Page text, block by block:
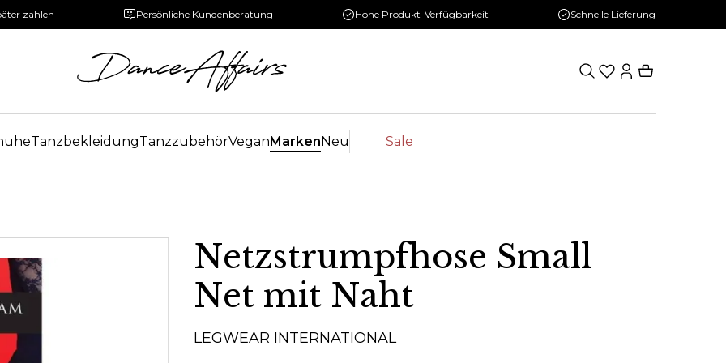
zahlen Persönliche Kundenberatung Hohe Produkt-Verfügbarkeit Schnelle Lieferung
TanzbekleidungTanzzubehörVeganMarkenNeu Sale
Netzstrumpfhose Small
Net mit Naht
LEGWEAR INTERNATIONAL